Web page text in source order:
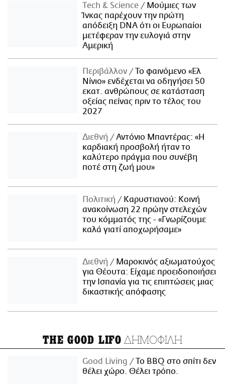
Τech & Science
Μούμιες των
Ίνκας παρέχουν την πρώτη
απόδειξη DNA ότι οι Ευρωπαίοι
μετέφεραν την ευλογιά στην
Αμερική
Περιβάλλον
Το φαινόμενο «Ελ
Νίνιο» ενδέχεται να οδηγήσει 50
εκατ. ανθρώπους σε κατάσταση
οξείας πείνας πριν το τέλος του
2027
Διεθνή
Αντόνιο Μπαντέρας: «Η
καρδιακή προσβολή ήταν το
καλύτερο πράγμα που συνέβη
ποτέ στη ζωή μου»
Πολιτική
Καρυστιανού: Κοινή
ανακοίνωση 22 πρώην στελεχών
του κόμματός της - «Γνωρίζουμε
καλά γιατί αποχωρήσαμε»
Διεθνή
Μαροκινός αξιωματούχος
για Θέουτα: Είχαμε προειδοποιήσει
την Ισπανία για τις επιπτώσεις μιας
δικαστικής απόφασης
THE GOOD LIFO ΔΗΜΟΦΙΛΗ
Good Living
Το BBQ στο σπίτι δεν
θέλει χώρο. Θέλει τρόπο.